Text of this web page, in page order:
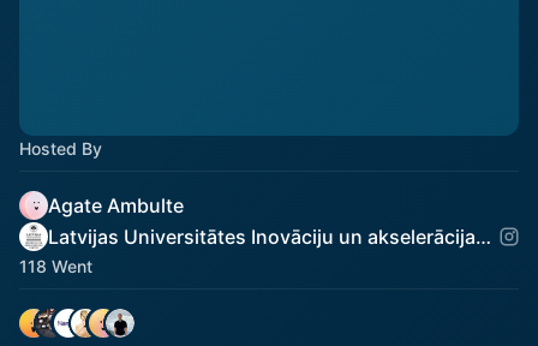
Hosted By
Agate Ambulte
Latvijas Universitātes Inovāciju un akselerācijas centrs
118 Went